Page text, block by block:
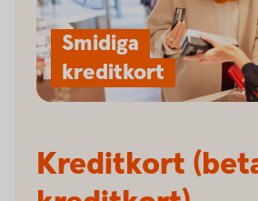
Kreditkort
Smidiga
kreditkort